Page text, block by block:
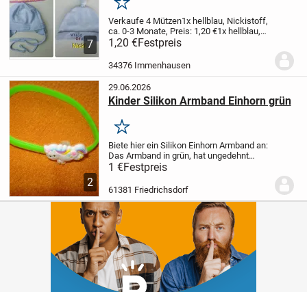
7
Merken
Verkaufe 4 Mützen1x hellblau, Nickistoff,
ca. 0-3 Monate, Preis: 1,20 €1x hellblau,
Baumwolle, Newborn, Preis: 1,20 €
kräftiges rosa, Newborn, 38-41 cm, Preis:
1,20 €1x dunkles rosa, Strick, ca....
1,20 €Festpreis
34376 Immenhausen
2
29.06.2026
Kinder Silikon Armband Einhorn grün
Merken
Biete hier ein Silikon Einhorn Armband an:
Das Armband in grün, hat ungedehnt
einen Gesamtdurchmesser von ca.
5,9cm. und ist ca. 5mm. breit.
ist ungetragen.Auf Anfrage auch Versand
1 €Festpreis
61381 Friedrichsdorf